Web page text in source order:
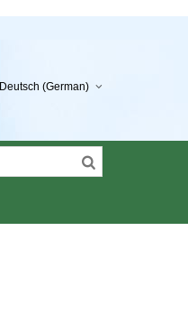
Deutsch (German)